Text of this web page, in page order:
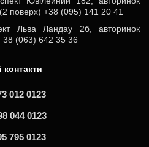
поверх) +38 (095) 141 20 41
Льва Ландау 2б, авторинок
38 (063) 642 35 36
контакти
012 0123
044 0123
795 0123